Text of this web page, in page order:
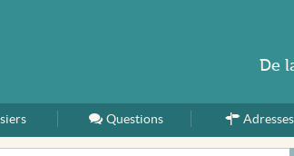
AccueilQuestions Adresses
De